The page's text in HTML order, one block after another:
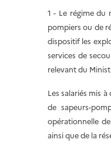
1 - Le régime du
pompiers ou de
dispositif les
services de
relevant du
Les salariés mis
de sapeurs-
opérationnelle
ainsi que de la